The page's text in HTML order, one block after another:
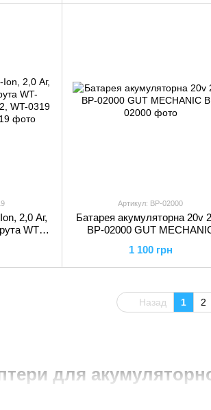
для
2,0 Аг,
WT-
Артикул: BP-02000
Батарея акумуляторна 20v
BP-02000 GUT
1 100 грн
Назад 1 2